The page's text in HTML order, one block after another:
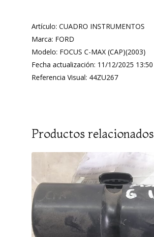
Artículo: CUADRO INSTRUMENTOS
Marca: FORD
Modelo: FOCUS C-MAX (CAP)(2003)
Fecha actualización: 11/12/2025 13:50
Referencia Visual: 44ZU267
Productos relacionados